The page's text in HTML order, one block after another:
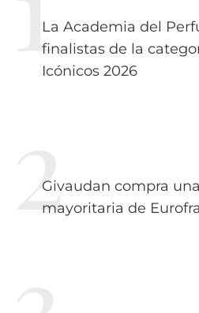
La Academia del
finalistas de la
Icónicos 2026
Givaudan compra
mayoritaria de